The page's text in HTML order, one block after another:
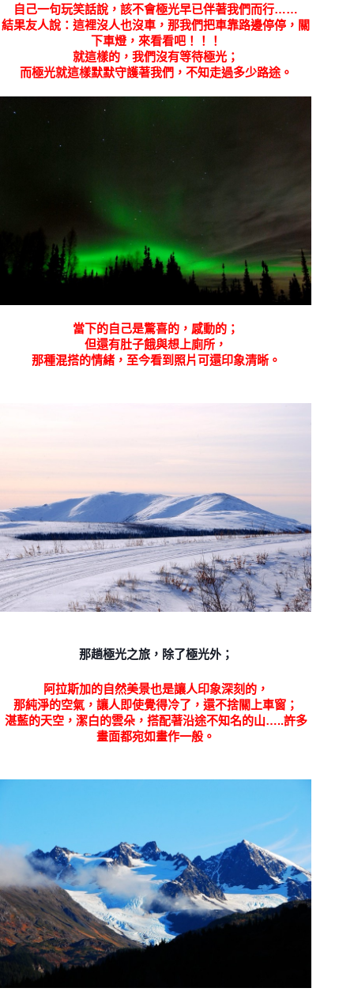
自己一句玩笑話說，該不會極光早已伴著我們而行……
結果友人說：這裡沒人也沒車，那我們把車靠路邊停停，關
下車燈，來看看吧！！！
就這樣的，我們沒有等待極光；
而極光就這樣默默守護著我們，不知走過多少路途。
當下的自己是驚喜的，感動的；
但還有肚子餓與想上廁所，
那種混搭的情緒，至今看到照片可還印象清晰。
那趟極光之旅，除了極光外；
阿拉斯加的自然美景也是讓人印象深刻的，
那純淨的空氣，讓人即使覺得冷了，還不捨關上車窗；
湛藍的天空，潔白的雲朵，搭配著沿途不知名的山…..許多
畫面都宛如畫作一般。